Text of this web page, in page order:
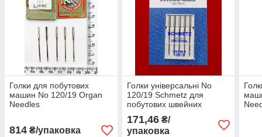
Голки для побутових
машин No 120/19 Organ
Needles
814 ₴/упаковка
Голки універсальні No
120/19 Schmetz для
побутових швейних
машин
171,46₴/
упаковка